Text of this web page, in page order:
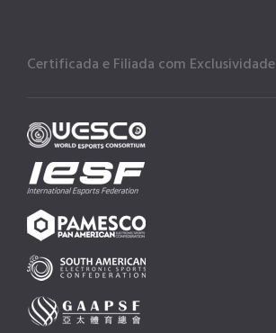
Certificada e Filiada com Exclusividade